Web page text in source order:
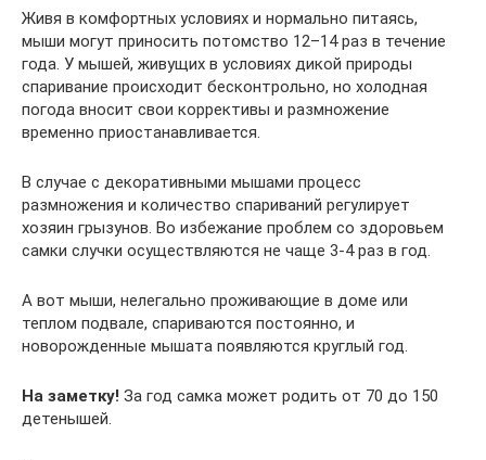
Живя в комфортных условиях и нормально питаясь,
мыши могут приносить потомство 12–14 раз в течение
года. У мышей, живущих в условиях дикой природы
спаривание происходит бесконтрольно, но холодная
погода вносит свои коррективы и размножение
временно приостанавливается.
В случае с декоративными мышами процесс
размножения и количество спариваний регулирует
хозяин грызунов. Во избежание проблем со здоровьем
самки случки осуществляются не чаще 3-4 раз в год.
А вот мыши, нелегально проживающие в доме или
теплом подвале, спариваются постоянно, и
новорожденные мышата появляются круглый год.
На заметку! За год самка может родить от 70 до 150
детенышей.